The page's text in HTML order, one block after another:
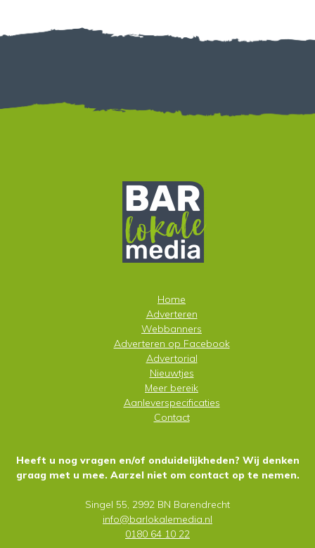
Home
Adverteren
Webbanners
Adverteren op Facebook
Advertorial
Nieuwtjes
Meer bereik
Aanleverspecificaties
Contact
Heeft u nog vragen en/of onduidelijkheden? Wij denken
graag met u mee. Aarzel niet om contact op te nemen.
Singel 55, 2992 BN Barendrecht
info@barlokalemedia.nl
0180 64 10 22